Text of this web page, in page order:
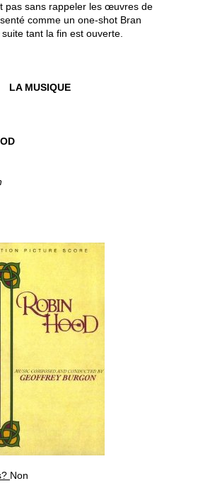
pas sans rappeler les œuvres de
comme un one-shot Bran
tant la fin est ouverte.
LA MUSIQUE
Non